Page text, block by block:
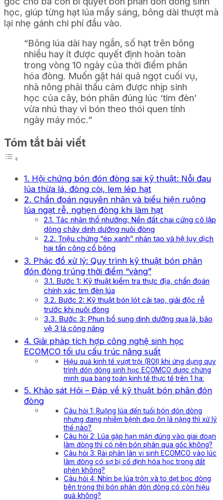
học, giúp từng hạt lúa mẩy sáng, bông dài thượt mà
lại nhẹ gánh chi phí đầu vào.
“Bông lúa dài hay ngắn, số hạt trên bông
nhiều hay ít được quyết định hoàn toàn
trong vòng 10 ngày của thời điểm phân
hóa đòng. Muốn gặt hái quả ngọt cuối vụ,
nhà nông phải thấu cảm được nhịp sinh
học của cây, bón phân đúng lúc ‘tim đèn’
vừa nhú thay vì bón theo thói quen tính
ngày máy móc.”
Tóm tắt bài viết
1. Hội chứng bón đón đòng sai kỹ thuật: Nỗi đau
lúa thừa lá, đòng còi, lem lép hạt
2. Chẩn đoán nguyên nhân và biểu hiện ruộng
lúa ngạt rễ, nghẹn đòng khi làm hạt
2.1. Tác nhân thổ nhưỡng: Nền đất chai cứng cô lập
dòng chảy dinh dưỡng nuôi đòng
2.2. Triệu chứng “ép xanh” nhân tạo và hệ lụy dịch
hại tấn công cổ bông
3. Phác đồ xử lý: Quy trình kỹ thuật bón phân
đón đòng trúng thời điểm “vàng”
3.1. Bước 1: Kỹ thuật kiểm tra thực địa, chẩn đoán
chính xác tim đèn lúa
3.2. Bước 2: Kỹ thuật bón lót cải tạo, giải độc rễ
trước khi nuôi đòng
3.3. Bước 3: Phun bổ sung dinh dưỡng qua lá, bảo
vệ 3 lá công năng
4. Giải pháp tích hợp công nghệ sinh học
ECOMCO tối ưu cấu trúc năng suất
Hiệu quả kinh tế vượt trội (ROI) khi ứng dụng quy
trình đón đòng sinh học ECOMCO được chứng
minh qua bảng toán kinh tế thực tế trên 1 ha:
5. Khảo sát Hỏi – Đáp về kỹ thuật bón phân đón
đòng
Câu hỏi 1: Ruộng lúa đến tuổi bón đón đòng
nhưng đang nhiễm bệnh đạo ôn lá nặng thì xử lý
thế nào?
Câu hỏi 2: Lúa gặp hạn mặn đúng vào giai đoạn
làm đòng thì có nên bón phân qua gốc không?
Câu hỏi 3: Rải phân lân vi sinh ECOMCO vào lúc
làm đòng có sợ bị cố định hóa học trong đất
phèn không?
Câu hỏi 4: Nhìn bẹ lúa tròn và to dẹt bọc đòng
bên trong thì bón phân đón đòng có còn hiệu
quả không?